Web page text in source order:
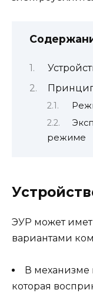
режиме
ЭУР может
вариантами
В механизме
которая